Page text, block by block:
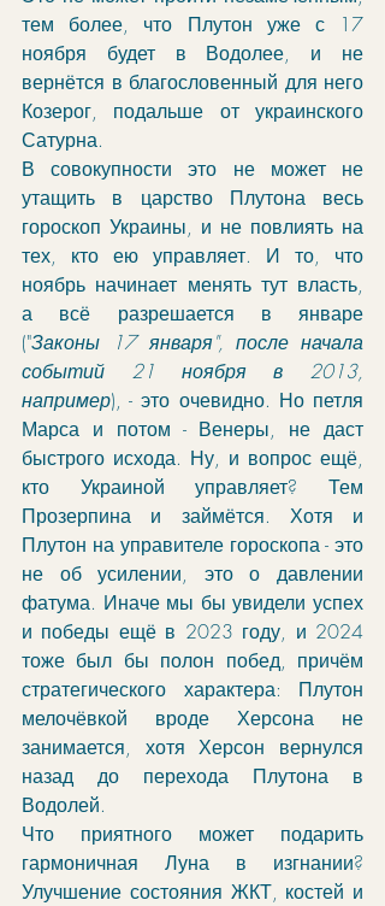
тем более, что Плутон уже с 17
ноября будет в Водолее, и не
вернётся в благословенный для него
Козерог, подальше от украинского
Сатурна.
В совокупности это не может не
утащить в царство Плутона весь
гороскоп Украины, и не повлиять на
тех, кто ею управляет. И то, что
ноябрь начинает менять тут власть,
а всё разрешается в январе
("Законы 17 января", после начала
событий 21 ноября в 2013,
например), - это очевидно. Но петля
Марса и потом - Венеры, не даст
быстрого исхода. Ну, и вопрос ещё,
кто Украиной управляет? Тем
Прозерпина и займётся. Хотя и
Плутон на управителе гороскопа - это
не об усилении, это о давлении
фатума. Иначе мы бы увидели успех
и победы ещё в 2023 году, и 2024
тоже был бы полон побед, причём
стратегического характера: Плутон
мелочёвкой вроде Херсона не
занимается, хотя Херсон вернулся
назад до перехода Плутона в
Водолей.
Что приятного может подарить
гармоничная Луна в изгнании?
Улучшение состояния ЖКТ, костей и